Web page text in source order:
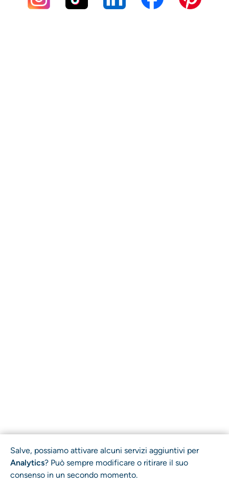
Salve, possiamo attivare alcuni servizi aggiuntivi per
Analytics? Può sempre modificare o ritirare il suo
consenso in un secondo momento.